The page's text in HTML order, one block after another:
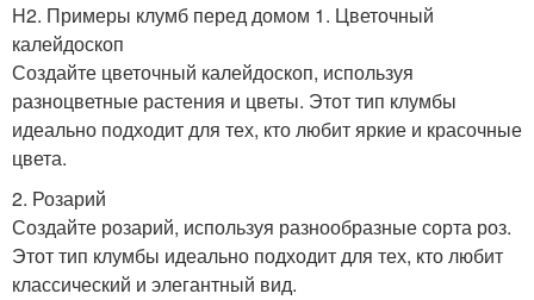
H2. Примеры клумб перед домом 1. Цветочный
калейдоскоп
Создайте цветочный калейдоскоп, используя
разноцветные растения и цветы. Этот тип клумбы
идеально подходит для тех, кто любит яркие и красочные
цвета.
2. Розарий
Создайте розарий, используя разнообразные сорта роз.
Этот тип клумбы идеально подходит для тех, кто любит
классический и элегантный вид.